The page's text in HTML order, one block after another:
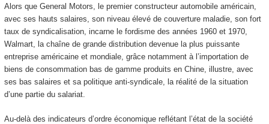
Alors que General Motors, le premier constructeur automobile américain,
avec ses hauts salaires, son niveau élevé de couverture maladie, son fort
taux de syndicalisation, incarne le fordisme des années 1960 et 1970,
Walmart, la chaîne de grande distribution devenue la plus puissante
entreprise américaine et mondiale, grâce notamment à l’importation de
biens de consommation bas de gamme produits en Chine, illustre, avec
ses bas salaires et sa politique anti-syndicale, la réalité de la situation
d’une partie du salariat.
Au-delà des indicateurs d’ordre économique reflétant l’état de la société